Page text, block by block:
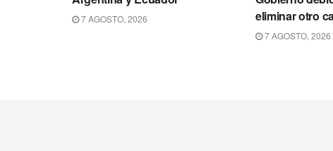
7 AGOSTO, 2026
eliminar otro
7 AGOSTO, 2026